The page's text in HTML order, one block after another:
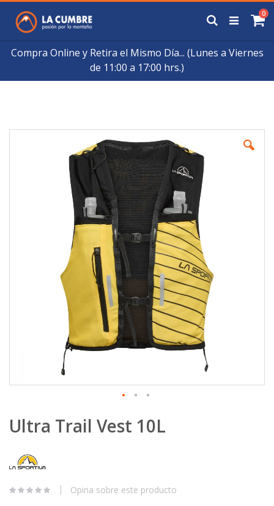
Compra Online y Retira el Mismo Día... (Lunes a Viernes
de 11:00 a 17:00 hrs.)
Contenido
0
Buscar
to
the
the
gallery
Ultra Trail Vest 10L
Opina sobre este producto